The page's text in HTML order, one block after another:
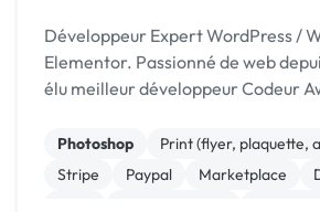
Développeur Expert WordPress /
Elementor. Passionné de web
élu meilleur développeur Codeur
Photoshop
Print (flyer, plaquette,
Stripe
Paypal Marketplace